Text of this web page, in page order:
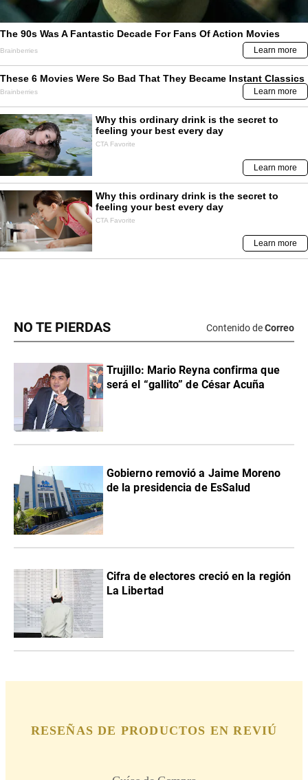
NO TE PIERDAS Contenido deCorreo
Trujillo: Mario Reyna confirma que
será el “gallito” de César Acuña
Gobierno removió a Jaime Moreno
de la presidencia de EsSalud
Cifra de electores creció en la región
La Libertad